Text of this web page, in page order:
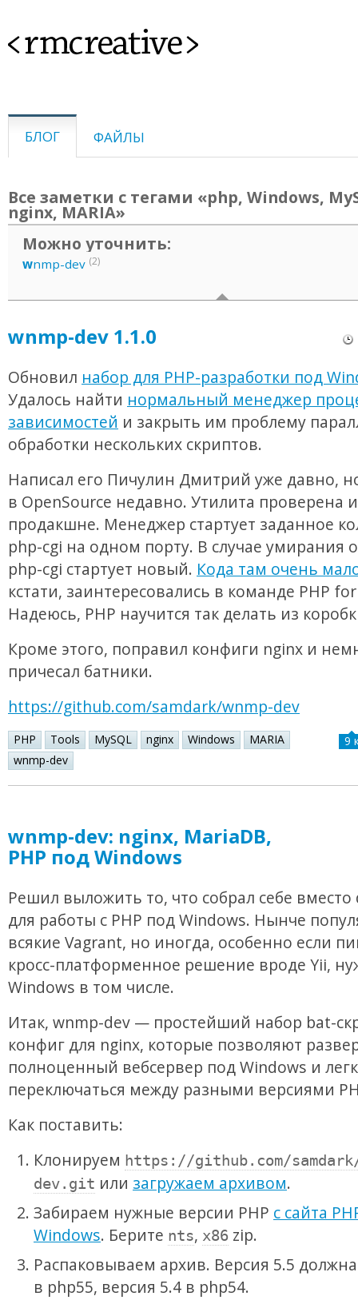
<rmcreative>
БЛОГ ФАЙЛЫ
Все заметки с тегами «php, Windows,
nginx, MARIA»
Можно уточнить:
wnmp-dev (2)
wnmp-dev 1.1.0
Обновил набор для PHP-разработки под
Удалось найти нормальный менеджер
зависимостей и закрыть им проблему
обработки нескольких скриптов.
Написал его Пичулин Дмитрий уже давно,
в OpenSource недавно. Утилита проверена
продакшне. Менеджер стартует заданное
php-cgi на одном порту. В случае умирания
php-cgi стартует новый. Кода там очень
кстати, заинтересовались в команде PHP
Надеюсь, PHP научится так делать из
Кроме этого, поправил конфиги nginx и
причесал батники.
https://github.com/samdark/wnmp-dev
PHP Tools MySQL nginx Windows
MARIA
wnmp-dev
9
wnmp-dev: nginx, MariaDB,
PHP под Windows
Решил выложить то, что собрал себе вместо
для работы с PHP под Windows. Нынче
всякие Vagrant, но иногда, особенно если
кросс-платформенное решение вроде Yii,
Windows в том числе.
Итак, wnmp-dev — простейший набор bat-
конфиг для nginx, которые позволяют
полноценный вебсервер под Windows и
переключаться между разными версиями
Как поставить:
Клонируем https://github.com/samdark/
dev.git или загружаем архивом.
Забираем нужные версии PHP с сайта
Windows. Берите nts, x86 zip.
Распаковываем архив. Версия 5.5 должна
в php55, версия 5.4 в php54.